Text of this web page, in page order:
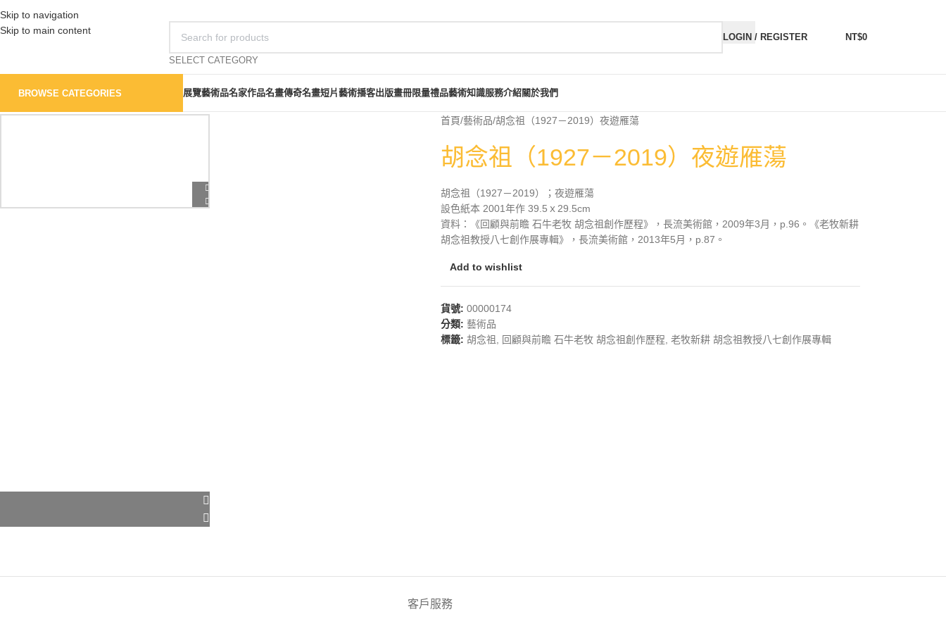
Skip to navigation
Skip to main content
SELECT CATEGORY
LOGIN / REGISTER NT$0
BROWSE CATEGORIES 展覽藝術品名家作品名畫傳奇名畫短片藝術播客出版畫冊限量禮品藝術知識服務介紹關於我們
首頁 藝術品 胡念祖（1927－2019）夜遊雁蕩
胡念祖（1927－2019）夜遊雁蕩
胡念祖（1927－2019）；夜遊雁蕩
設色紙本 2001年作 39.5ｘ29.5cm
資料：《回顧與前瞻 石牛老牧 胡念祖創作歷程》，長流美術館，2009年3月，p.96。《老牧新耕
胡念祖教授八七創作展專輯》，長流美術館，2013年5月，p.87。
Add to wishlist
貨號: 00000174
分類: 藝術品
標籤: 胡念祖, 回顧與前瞻 石牛老牧 胡念祖創作歷程, 老牧新耕 胡念祖教授八七創作展專輯
客戶服務